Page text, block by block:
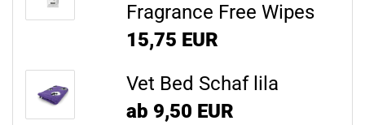
Fragrance Free Wipes
15,75 EUR
Vet Bed Schaf lila
ab 9,50 EUR